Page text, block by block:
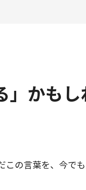
」かも
の言葉を、今で